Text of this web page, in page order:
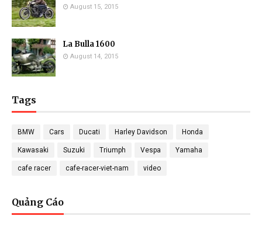
August 15, 2015
La Bulla 1600
August 14, 2015
Tags
BMW Cars Ducati Harley Davidson Honda
Kawasaki Suzuki Triumph Vespa Yamaha
cafe racer cafe-racer-viet-nam video
Quảng Cáo